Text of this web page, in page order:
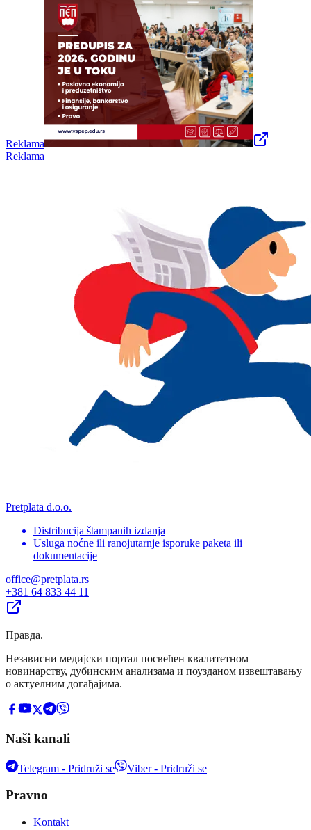
Reklama
Reklama
Pretplata d.o.o.
Distribucija štampanih izdanja
Usluga noćne ili ranojutarnje isporuke paketa ili
dokumentacije
office@pretplata.rs
+381 64 833 44 11
Правда.
Независни медијски портал посвећен квалитетном
новинарству, дубинским анализама и поузданом извештавању
о актуелним догађајима.
Naši kanali
Telegram - Pridruži se Viber - Pridruži se
Pravno
Kontakt